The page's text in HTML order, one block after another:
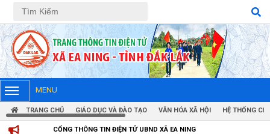
Tiếng Việt Tiếng Anh
MENU
TRANG CHỦ GIÁO DỤC VÀ ĐÀO TẠO VĂN HÓA XÃ HỘI HỆ THỐNG
THÔNG TIN ĐIỆN TỬ UBND XÃ EA NING